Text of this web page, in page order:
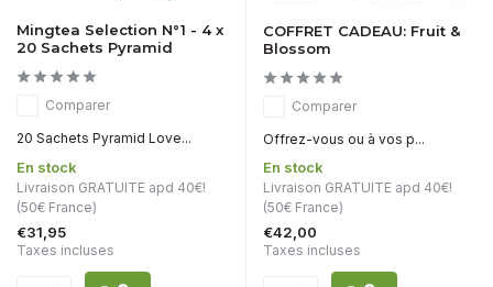
Mingtea Selection N°1 - 4 x
20 Sachets Pyramid
Comparer
20 Sachets Pyramid Love...
En stock
Livraison GRATUITE apd 40€!
(50€ France)
€31,95
Taxes incluses
COFFRET CADEAU: Fruit &
Blossom
Comparer
Offrez-vous ou à vos p...
En stock
Livraison GRATUITE apd 40€!
(50€ France)
€42,00
Taxes incluses